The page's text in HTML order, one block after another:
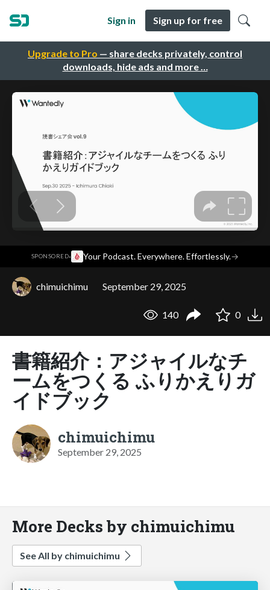
Upgrade to Pro — share decks privately, control
downloads, hide ads and more …
Sign in Sign up for free
SPONSORED· Your Podcast. Everywhere. Effortlessly.→
chimuichimu September 29, 2025
140 0
書籍紹介：アジャイルなチ
ームをつくる ふりかえりガ
イドブック
chimuichimu
September 29, 2025
More Decks by chimuichimu
See All by chimuichimu